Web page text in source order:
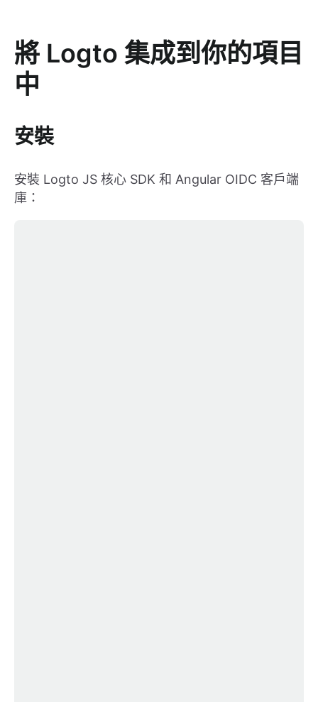
將 Logto 集成到你的項目
中
安裝
安裝 Logto JS 核心 SDK 和 Angular OIDC 客戶端
庫：